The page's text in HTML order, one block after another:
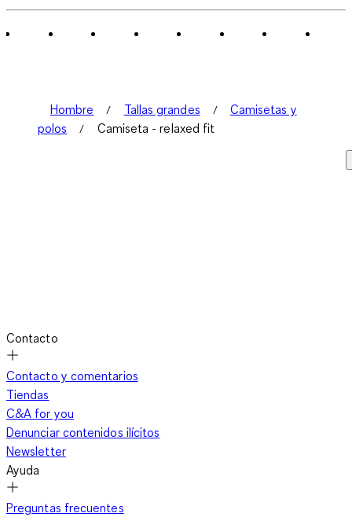
Hombre Tallas grandes
Camisetas y
polos
Camiseta - relaxed fit
Contacto
Contacto y comentarios
Tiendas
C&A for you
Denunciar contenidos ilícitos
Newsletter
Ayuda
Preguntas frecuentes